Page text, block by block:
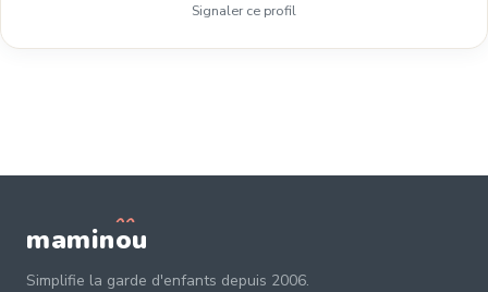
Signaler ce profil
maminou
Simplifie la garde d'enfants depuis 2006.